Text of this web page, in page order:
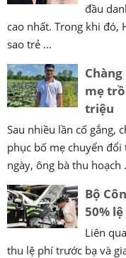
đầu
cao nhất. Trong khi đó,
sao trẻ ...
mẹ
triệu
Sau nhiều lần cố gắng,
phục bố mẹ chuyển
ngày, ông bà thu hoạch
Bộ
50%
Liên
thu lệ phí trước bạ và